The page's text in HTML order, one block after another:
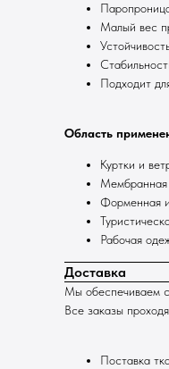
Малый вес
Подходит
Область
Куртки и
Мембранная
Форменная
Рабочая
Доставка
Мы обеспечиваем
Все заказы
Поставка